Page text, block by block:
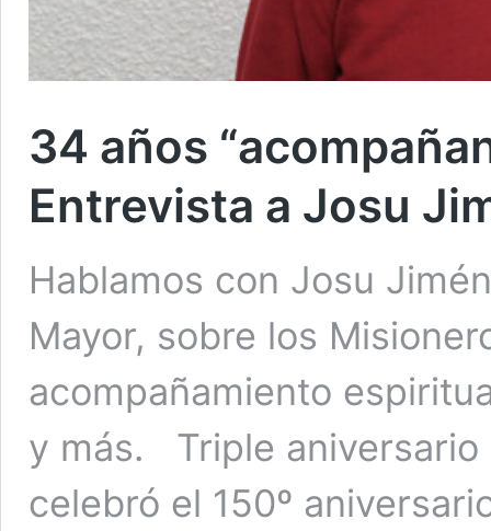
34 años
Entrevista a Josu
Hablamos con Josu
Mayor, sobre los
acompañamiento
y más. Triple aniversario
celebró el 150º